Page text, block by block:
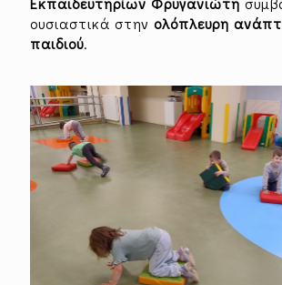
ουσιαστικά στην ολόπλευρη
παιδιού.